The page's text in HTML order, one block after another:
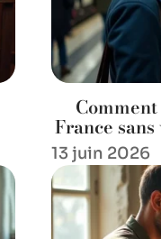
France
13 juin 2026